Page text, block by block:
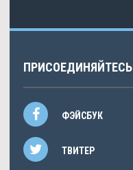
ПРИСОЕДИНЯЙТЕСЬ
ФЭЙСБУК
ТВИТЕР